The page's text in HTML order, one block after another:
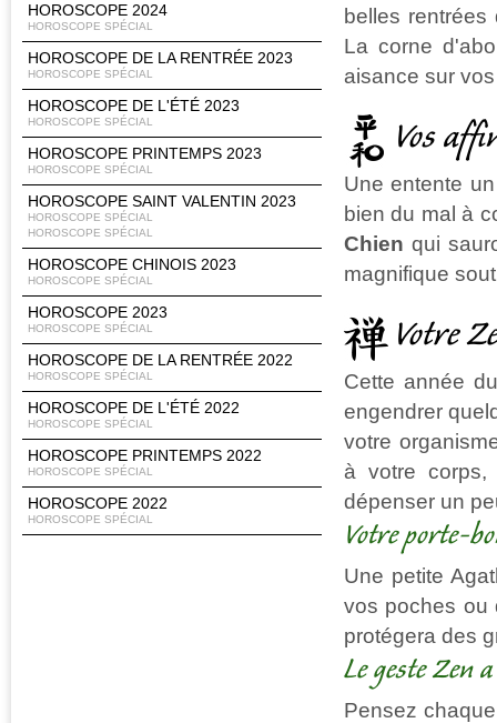
HOROSCOPE 2024
HOROSCOPE SPÉCIAL
HOROSCOPE DE LA RENTRÉE 2023
HOROSCOPE SPÉCIAL
HOROSCOPE DE L'ÉTÉ 2023
HOROSCOPE SPÉCIAL
HOROSCOPE PRINTEMPS 2023
HOROSCOPE SPÉCIAL
HOROSCOPE SAINT VALENTIN 2023
HOROSCOPE SPÉCIAL
HOROSCOPE SPÉCIAL
HOROSCOPE CHINOIS 2023
HOROSCOPE SPÉCIAL
HOROSCOPE 2023
HOROSCOPE SPÉCIAL
HOROSCOPE DE LA RENTRÉE 2022
HOROSCOPE SPÉCIAL
HOROSCOPE DE L'ÉTÉ 2022
HOROSCOPE SPÉCIAL
HOROSCOPE PRINTEMPS 2022
HOROSCOPE SPÉCIAL
HOROSCOPE 2022
HOROSCOPE SPÉCIAL
belles
La corne
aisance sur
Vos
Une entente
bien du mal à
Chien qui
magnifique
Votre
Cette année du
engendrer
votre
à votre
dépenser un
Votre porte-
Une petite
vos poches ou
protégera des
Le geste Zen
Pensez